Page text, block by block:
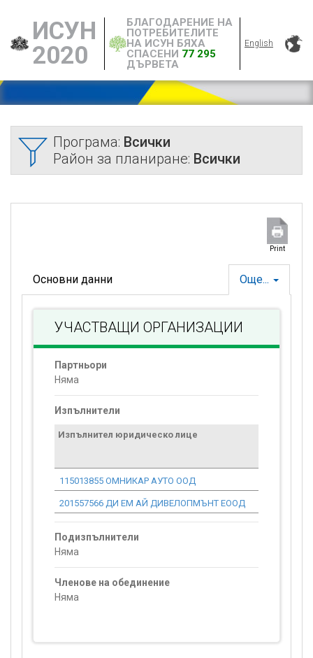
ИСУН
2020
БЛАГОДАРЕНИЕ НА
ПОТРЕБИТЕЛИТЕ
НА ИСУН БЯХА
СПАСЕНИ 77 295
ДЪРВЕТА
English
Програма: Всички
Район за планиране: Всички
Print
Още...
Основни данни
УЧАСТВАЩИ ОРГАНИЗАЦИИ
Партньори
Няма
Изпълнители
Изпълнител юридическо лице
115013855 ОМНИКАР АУТО ООД
201557566 ДИ ЕМ АЙ ДИВЕЛОПМЪНТ ЕООД
Подизпълнители
Няма
Членове на обединение
Няма